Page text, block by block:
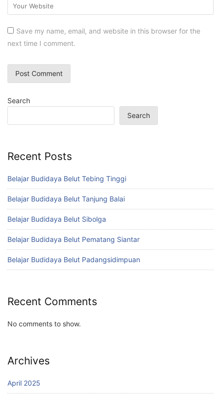
Save my name, email, and website in this browser for the
next time I comment.
Search
Search
Recent Posts
Belajar Budidaya Belut Tebing Tinggi
Belajar Budidaya Belut Tanjung Balai
Belajar Budidaya Belut Sibolga
Belajar Budidaya Belut Pematang Siantar
Belajar Budidaya Belut Padangsidimpuan
Recent Comments
No comments to show.
Archives
April 2025